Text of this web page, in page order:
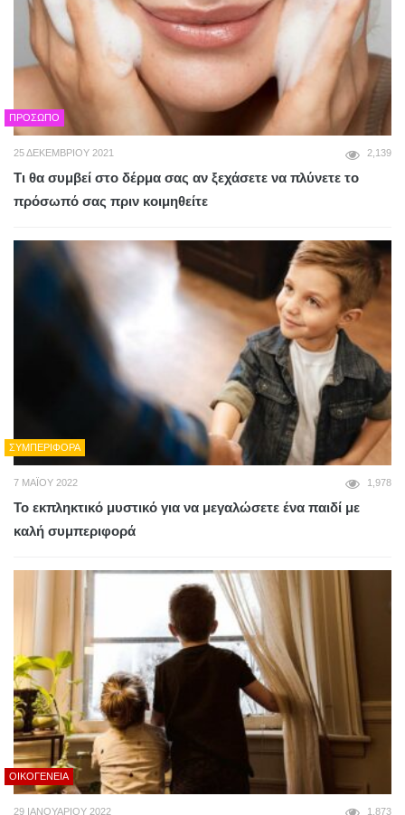
ΠΡΌΣΩΠΟ
25 ΔΕΚΕΜΒΡΊΟΥ 2021 2,139
Τι θα συμβεί στο δέρμα σας αν ξεχάσετε να πλύνετε το
πρόσωπό σας πριν κοιμηθείτε
ΣΥΜΠΕΡΙΦΟΡΆ
7 ΜΑΪ́ΟΥ 2022 1,978
Το εκπληκτικό μυστικό για να μεγαλώσετε ένα παιδί με
καλή συμπεριφορά
ΟΙΚΟΓΈΝΕΙΑ
29 ΙΑΝΟΥΑΡΊΟΥ 2022 1,873